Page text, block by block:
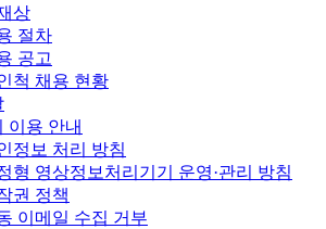
상
절차
공고
척 채용 현황
이용 안내
정보 처리 방침
형 영상정보처리기기 운영·관리 방침
권 정책
이메일 수집 거부